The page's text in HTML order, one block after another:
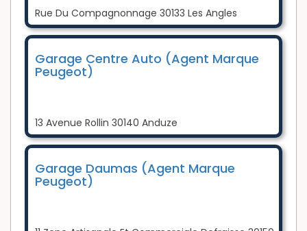
Rue Du Compagnonnage 30133 Les Angles
Garage Centre Auto (Agent Marque
Peugeot)
13 Avenue Rollin 30140 Anduze
Garage Daumas (Agent Marque
Peugeot)